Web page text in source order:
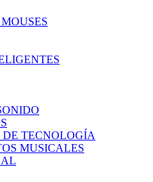
DE TECNOLOGÍA
MUSICALES